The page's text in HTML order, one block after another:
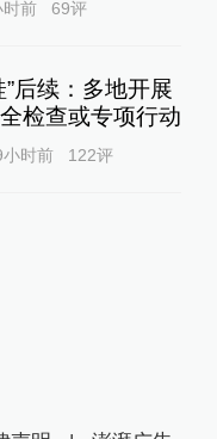
时前 69评
”后续：多地开展
检查或专项行动
小时前 122评